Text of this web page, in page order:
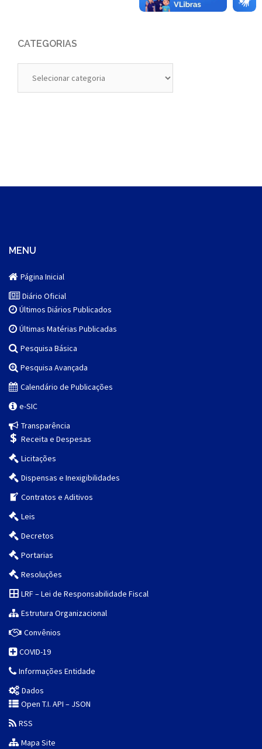
CATEGORIAS
MENU
Página Inicial
Diário Oficial
Últimos Diários Publicados
Últimas Matérias Publicadas
Pesquisa Básica
Pesquisa Avançada
Calendário de Publicações
e-SIC
Transparência
Receita e Despesas
Licitações
Dispensas e Inexigibilidades
Contratos e Aditivos
Leis
Decretos
Portarias
Resoluções
LRF – Lei de Responsabilidade Fiscal
Estrutura Organizacional
Convênios
COVID-19
Informações Entidade
Dados
Open T.I. API – JSON
RSS
Mapa Site